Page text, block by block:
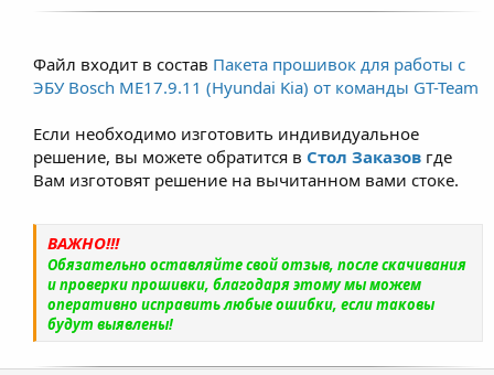
Файл входит в состав Пакета прошивок для работы с
ЭБУ Bosch ME17.9.11 (Hyundai Kia) от команды GT-Team
Если необходимо изготовить индивидуальное
решение, вы можете обратится в Стол Заказов где
Вам изготовят решение на вычитанном вами стоке.
ВАЖНО!!!
Обязательно оставляйте свой отзыв, после скачивания
и проверки прошивки, благодаря этому мы можем
оперативно исправить любые ошибки, если таковы
будут выявлены!